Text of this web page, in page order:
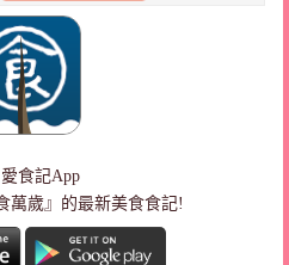
愛食記App
萬歲』的最新美食食記!